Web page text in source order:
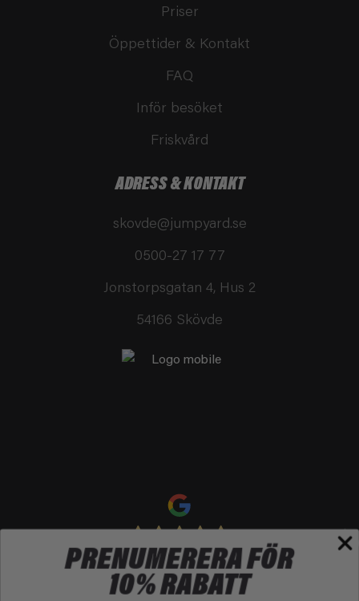
Priser
Öppettider & Kontakt
FAQ
Inför besöket
Friskvård
ADRESS & KONTAKT
skovde@jumpyard.se
0500-27 17 77
Jonstorpsgatan 4, Hus 2
54166 Skövde
Lämna en recension
PRENUMERERA FÖR
10% RABATT